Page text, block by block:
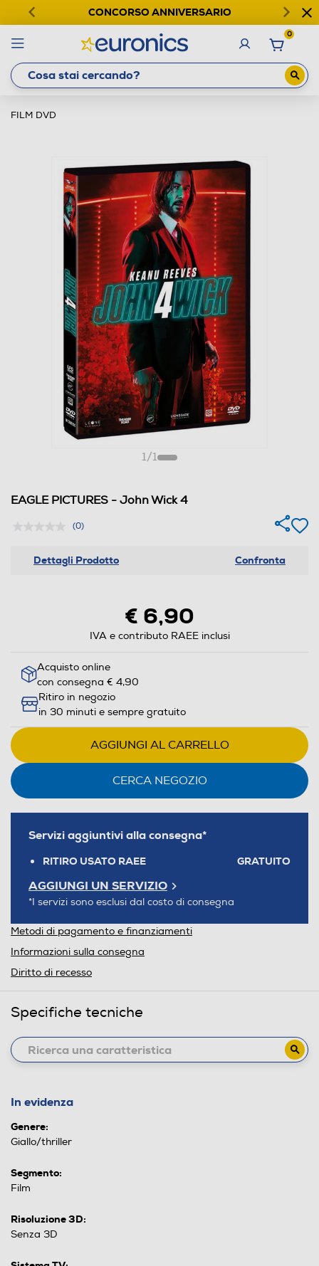
CONCORSO ANNIVERSARIO
0
FILM DVD
1/1
EAGLE PICTURES - John Wick 4
(0)
Dettagli Prodotto Confronta
€ 6,90
IVA e contributo RAEE inclusi
Acquisto online
con consegna € 4,90
Ritiro in negozio
in 30 minuti e sempre gratuito
AGGIUNGI AL CARRELLO
CERCA NEGOZIO
Servizi aggiuntivi alla consegna*
RITIRO USATO RAEE GRATUITO
AGGIUNGI UN SERVIZIO
*I servizi sono esclusi dal costo di consegna
Metodi di pagamento e finanziamenti
Informazioni sulla consegna
Diritto di recesso
Specifiche tecniche
In evidenza
Genere:
Giallo/thriller
Segmento:
Film
Risoluzione 3D:
Senza 3D